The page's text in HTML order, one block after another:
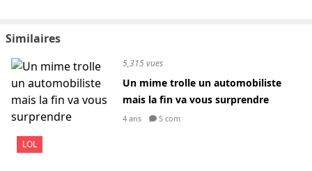
Similaires
LOL
5,315 vues
Un mime trolle un automobiliste
mais la fin va vous surprendre
4 ans 5 com